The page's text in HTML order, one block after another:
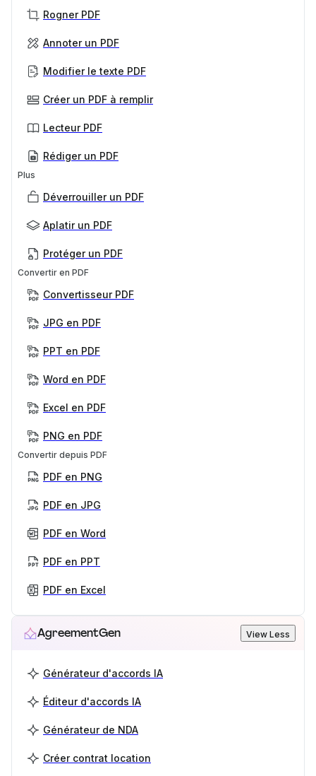
Rogner PDF
Annoter un PDF
Modifier le texte PDF
Créer un PDF à remplir
Lecteur PDF
Rédiger un PDF
Plus
Déverrouiller un PDF
Aplatir un PDF
Protéger un PDF
Convertir en PDF
Convertisseur PDF
JPG en PDF
PPT en PDF
Word en PDF
Excel en PDF
PNG en PDF
Convertir depuis PDF
PDF en PNG
PDF en JPG
PDF en Word
PDF en PPT
PDF en Excel
AgreementGen View Less
Générateur d'accords IA
Éditeur d'accords IA
Générateur de NDA
Créer contrat location